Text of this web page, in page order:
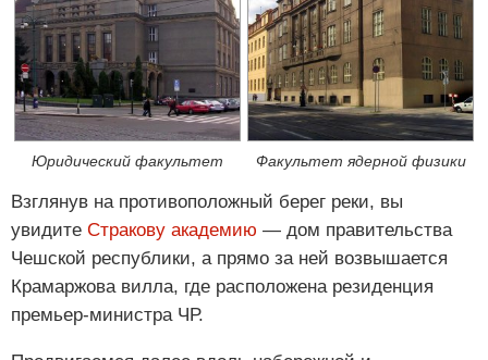
Юридический факультет Факультет ядерной физики
Взглянув на противоположный берег реки, вы
увидите Стракову академию — дом правительства
Чешской республики, а прямо за ней возвышается
Крамаржова вилла, где расположена резиденция
премьер-министра ЧР.